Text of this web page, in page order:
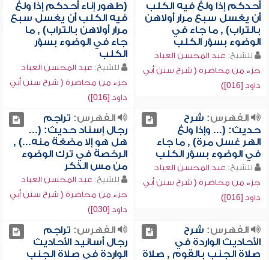
أحدكم إذا ولغ فيه الكلب
أن يغسل سبع مرار أولاهن
بالتراب) , ما جاء في
الوضوء بسؤر الكلب
للشيخ: عبد المحسن العباد
جزء من محاضرة ( شرح سنن أبي
داود [016])
(طهور إناء أحدكم إذا ولغ
فيه الكلب أن يغسل سبع
مرار أولاهن بالتراب) , ما
جاء في الوضوء بسؤر
الكلب
للشيخ: عبد المحسن العباد
جزء من محاضرة ( شرح سنن أبي
داود [016])
الفهرس: شرح
حديث: (... وإذا ولغ
الهر غسل مرة) , ما جاء
في الوضوء بسؤر الكلب
للشيخ: عبد المحسن العباد
جزء من محاضرة ( شرح سنن أبي
داود [016])
الفهرس: تراجم
رجال إسناد حديث: (...
هل هو إلا مضغة منه...) ,
الرخصة في ترك الوضوء
من مس الذكر
للشيخ: عبد المحسن العباد
جزء من محاضرة ( شرح سنن أبي
داود [030])
الفهرس: شرح
الأحاديث الواردة في
صلاة الجنب بالقوم , صلاة
الفهرس: تراجم
رجال أسانيد الأحاديث
الواردة في صلاة الجنب